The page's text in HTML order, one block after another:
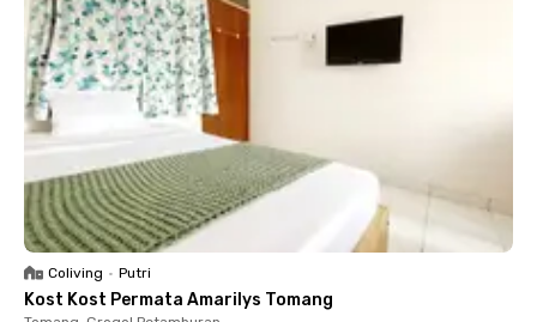
Coliving • Putri
Kost Kost Permata Amarilys Tomang